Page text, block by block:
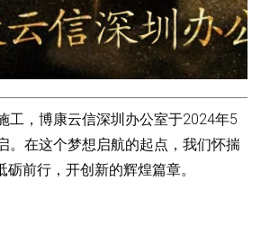
工，博康云信深圳办公室于2024年5
。在这个梦想启航的起点，我们怀揣
砺前行，开创新的辉煌篇章。